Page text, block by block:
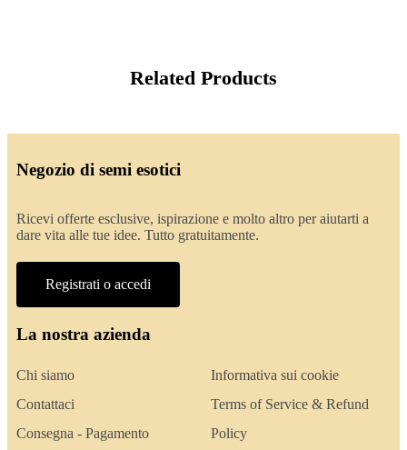
Related Products
Negozio di semi esotici
Ricevi offerte esclusive, ispirazione e molto altro per aiutarti a
dare vita alle tue idee. Tutto gratuitamente.
Registrati o accedi
La nostra azienda
Chi siamo
Contattaci
Consegna - Pagamento
Informativa sui cookie
Terms of Service & Refund
Policy